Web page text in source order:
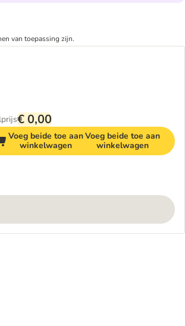
van toepassing zijn.
€ 0,00
Voeg beide toe aan
winkelwagen
Voeg beide toe aan
winkelwagen